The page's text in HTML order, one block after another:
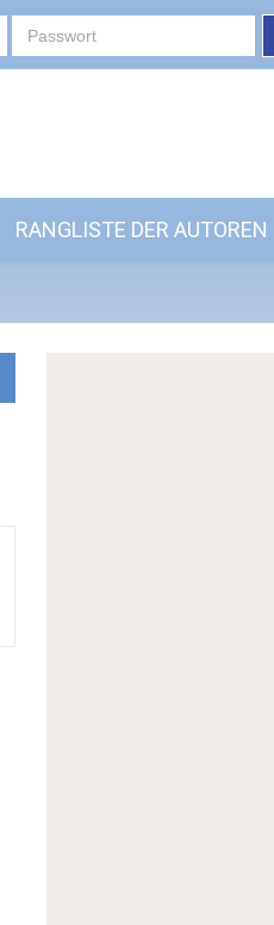
RANGLISTE DER AUTOREN